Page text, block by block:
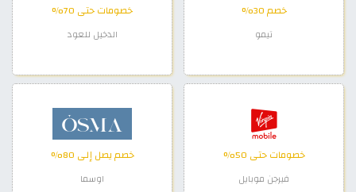
خصم 30%
تيمو
خصومات حتى 70%
الدخيل للعود
خصومات حتى 50%
فيرجن موبايل
خصم يصل إلى 80%
اوسما